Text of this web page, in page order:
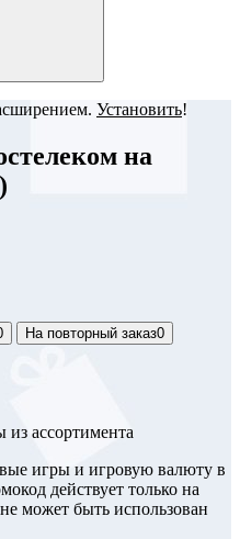
Установить!
на
На повторный заказ0
ассортимента
игры и игровую валюту в
действует только на
может быть использован